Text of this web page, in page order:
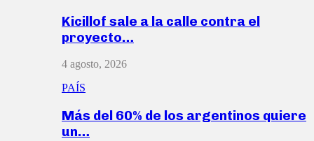
Kicillof sale a la calle contra el
proyecto…
4 agosto, 2026
PAÍS
Más del 60% de los argentinos quiere
un…